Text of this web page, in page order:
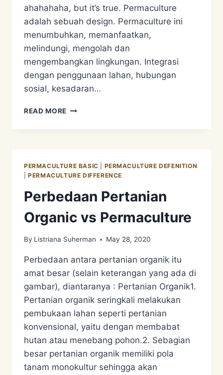
ahahahaha, but it’s true. Permaculture
adalah sebuah design. Permaculture ini
menumbuhkan, memanfaatkan,
melindungi, mengolah dan
mengembangkan lingkungan. Integrasi
dengan penggunaan lahan, hubungan
sosial, kesadaran…
READ MORE MISKONSEPSI
NOMER
PERMACULTURE BASIC
PERMACULTURE DEFENITION
|PERMACULTURE DIFFERENCE
Perbedaan Pertanian
Organic vs Permaculture
By Listriana Suherman May 28, 2020
Perbedaan antara pertanian organik itu
amat besar (selain keterangan yang ada di
gambar), diantaranya : Pertanian Organik1.
Pertanian organik seringkali melakukan
pembukaan lahan seperti pertanian
konvensional, yaitu dengan membabat
hutan atau menebang pohon.2. Sebagian
besar pertanian organik memiliki pola
tanam monokultur sehingga akan